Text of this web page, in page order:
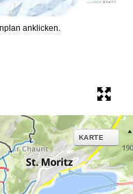
anklicken.
KARTE